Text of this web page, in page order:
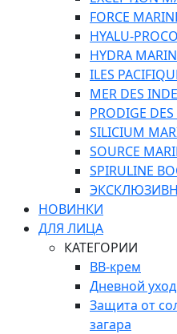
FORCE
HYALU-
HYDRA
ILES
MER DES
PRODIGE
SILICIUM
SOURCE
SPIRULINE
НОВИНКИ
ДЛЯ ЛИЦА
КАТЕГОРИИ
ВВ-крем
Дневной уход
Защита от
загара